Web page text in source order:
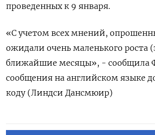
проведенных к 9 января.
«C учетом всех мнений,
ожидали очень маленького роста
ближайшие месяцы», - сообщила
сообщения на английском языке
коду (Линдси Дансмюир)